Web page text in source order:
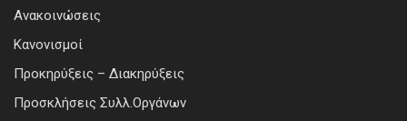
Ανακοινώσεις
Κανονισμοί
Προκηρύξεις – Διακηρύξεις
Προσκλήσεις Συλλ.Οργάνων